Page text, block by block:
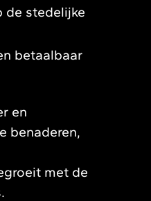
de stedelijke
betaalbaar
en
benaderen,
met de